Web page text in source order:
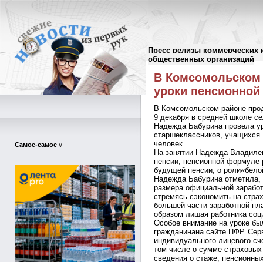
Пресс релизы коммерческих
общественных организаций
Самое-самое //
Пресс-релизы//
В
уроки пенсионной
В Комсомольском районе
9 декабря в средней школе
Надежда Бабурина провела
старшеклассников, учащихся
человек.
На занятии Надежда
пенсии, пенсионной формуле
будущей пенсии, о
Надежда Бабурина отметила,
размера официальной
стремясь сэкономить на
большей части заработной
образом лишая работника
Особое внимание на уроке
гражданинана сайте ПФР.
индивидуального лицевого
том числе о сумме
сведения о стаже,